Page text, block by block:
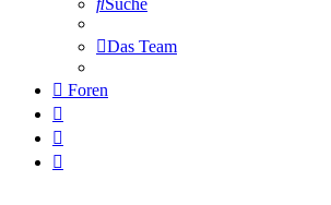
Suche
Das Team
Foren